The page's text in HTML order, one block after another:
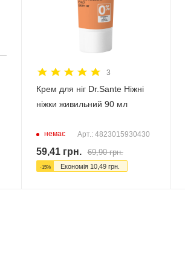
3
Крем для ніг Dr.Sante Ніжні
ніжки живильний 90 мл
немає Арт.: 4823015930430
59,41грн. 69,90грн.
-15% Економія 10,49грн.